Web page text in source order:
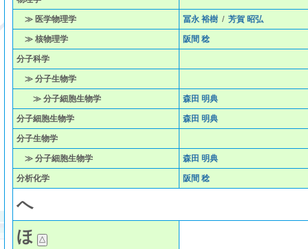
≫ 医学物理学 冨永 裕樹/ 芳賀 昭弘
≫ 核物理学 阪間 稔
分子科学
≫ 分子生物学
≫ 分子細胞生物学 森田 明典
分子細胞生物学 森田 明典
分子生物学
≫ 分子細胞生物学 森田 明典
分析化学 阪間 稔
へ
ほ